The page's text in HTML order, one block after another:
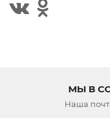
МЫ В
Наша